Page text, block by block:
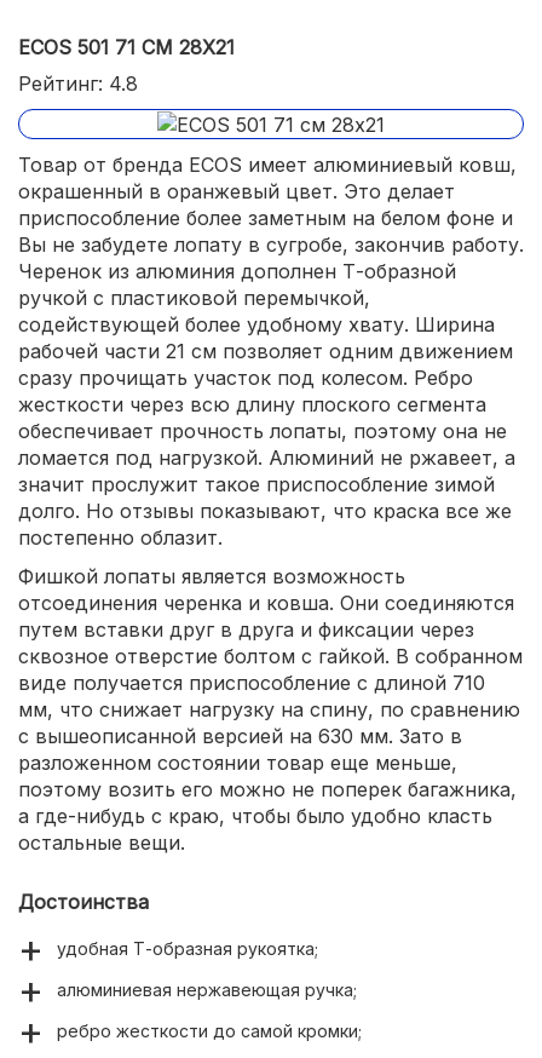
ECOS 501 71 СМ 28Х21
Рейтинг: 4.8
Товар от бренда ECOS имеет алюминиевый ковш,
окрашенный в оранжевый цвет. Это делает
приспособление более заметным на белом фоне и
Вы не забудете лопату в сугробе, закончив работу.
Черенок из алюминия дополнен Т-образной
ручкой с пластиковой перемычкой,
содействующей более удобному хвату. Ширина
рабочей части 21 см позволяет одним движением
сразу прочищать участок под колесом. Ребро
жесткости через всю длину плоского сегмента
обеспечивает прочность лопаты, поэтому она не
ломается под нагрузкой. Алюминий не ржавеет, а
значит прослужит такое приспособление зимой
долго. Но отзывы показывают, что краска все же
постепенно облазит.
Фишкой лопаты является возможность
отсоединения черенка и ковша. Они соединяются
путем вставки друг в друга и фиксации через
сквозное отверстие болтом с гайкой. В собранном
виде получается приспособление с длиной 710
мм, что снижает нагрузку на спину, по сравнению
с вышеописанной версией на 630 мм. Зато в
разложенном состоянии товар еще меньше,
поэтому возить его можно не поперек багажника,
а где-нибудь с краю, чтобы было удобно класть
остальные вещи.
Достоинства
удобная Т-образная рукоятка;
алюминиевая нержавеющая ручка;
ребро жесткости до самой кромки;